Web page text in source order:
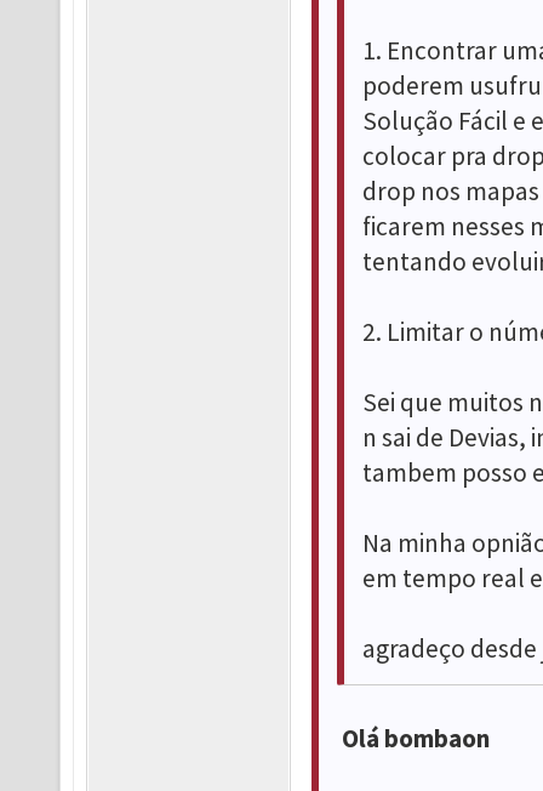
1. Encontrar
poderem
Solução Fácil e
colocar pra
drop nos
ficarem nesses
tentando
2. Limitar o
Sei que muitos
n sai de
tambem posso
Na minha
em tempo real
agradeço
Olá bombaon